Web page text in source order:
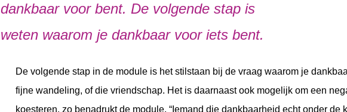
dankbaar voor bent. De volgende stap is
weten waarom je dankbaar voor iets bent.
De volgende stap in de module is het stilstaan bij de vraag waarom je
fijne wandeling, of die vriendschap. Het is daarnaast ook mogelijk om een
koesteren, zo benadrukt de module. “Iemand die dankbaarheid echt onder de